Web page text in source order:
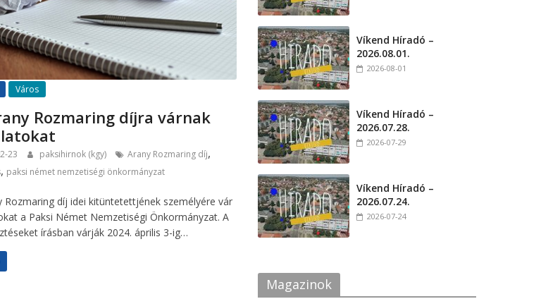
Város
Rozmaring díjra várnak
23 paksihirnok (kgy) Arany Rozmaring díj,
, paksi német nemzetiségi önkormányzat
Rozmaring díj idei kitüntetettjének személyére vár
a Paksi Német Nemzetiségi Önkormányzat. A
írásban várják 2024. április 3-ig…
Víkend Híradó –
2026.08.01.
2026-08-01
Víkend Híradó –
2026.07.28.
2026-07-29
Víkend Híradó –
2026.07.24.
2026-07-24
Magazinok